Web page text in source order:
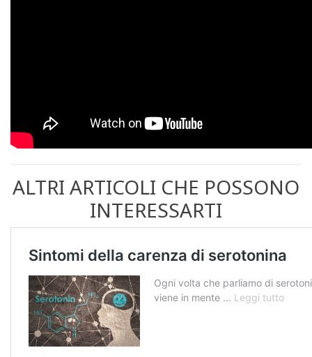
ALTRI ARTICOLI CHE POSSONO
INTERESSARTI